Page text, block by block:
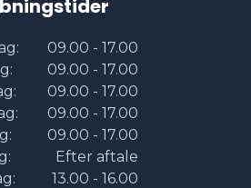
bag
09.00 - 17.00
09.00 - 17.00
09.00 - 17.00
09.00 - 17.00
09.00 - 17.00
Efter aftale
13.00 - 16.00